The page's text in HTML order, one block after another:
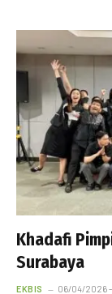
Khadafi
Surabaya
EKBIS 06/04/2026 -